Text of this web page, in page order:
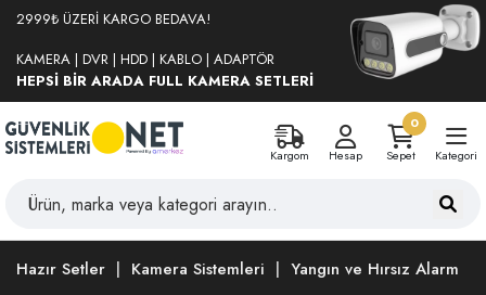
2999₺ ÜZERİ KARGO BEDAVA!
KAMERA | DVR | HDD | KABLO | ADAPTÖR
HEPSİ BİR ARADA FULL KAMERA SETLERİ
Kargom Hesap
0
Sepet
Kategori
Hazır Setler Kamera Sistemleri Yangın ve Hırsız Alarm